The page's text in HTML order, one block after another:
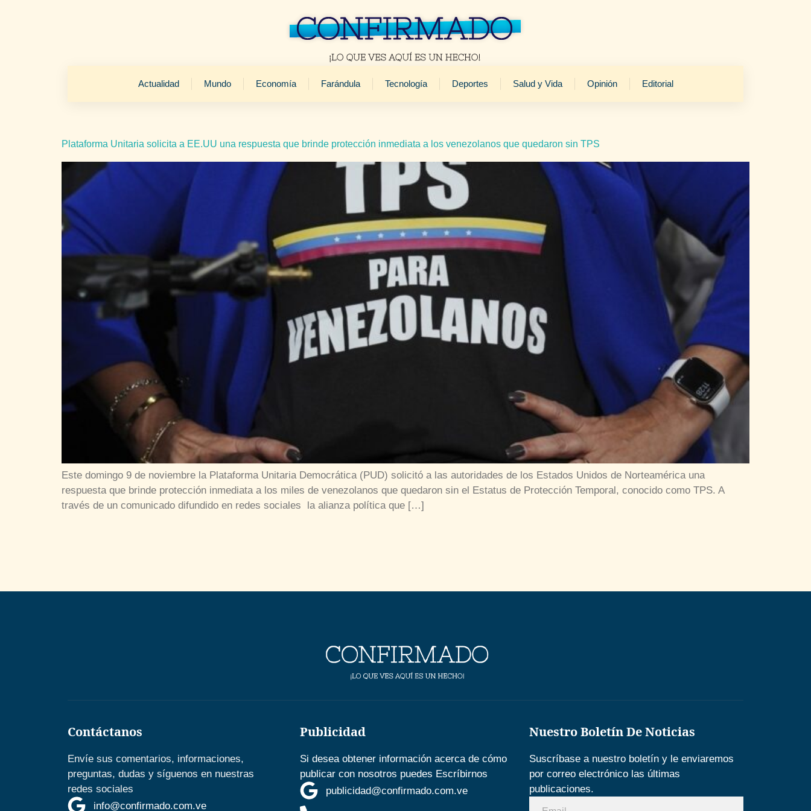
Actualidad Mundo Economía Farándula Tecnología Deportes Salud y Vida Opinión Editorial
Plataforma Unitaria solicita a EE.UU una respuesta que brinde protección inmediata a los venezolanos que quedaron sin TPS
Este domingo 9 de noviembre la Plataforma Unitaria Democrática (PUD) solicitó a las autoridades de los Estados Unidos de Norteamérica una
respuesta que brinde protección inmediata a los miles de venezolanos que quedaron sin el Estatus de Protección Temporal, conocido como TPS. A
través de un comunicado difundido en redes sociales la alianza política que […]
Contáctanos
Envíe sus comentarios, informaciones,
preguntas, dudas y síguenos en nuestras
redes sociales
info@confirmado.com.ve
Publicidad
Si desea obtener información acerca de cómo
publicar con nosotros puedes Escríbirnos
publicidad@confirmado.com.ve
Nuestro Boletín De Noticias
Suscríbase a nuestro boletín y le enviaremos
por correo electrónico las últimas
publicaciones.